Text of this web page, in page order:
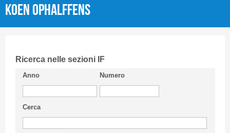
CIFI in breve
Linee Guida
Privacy Policy
Koen OPHALFFENS
Ricerca nelle sezioni IF
Anno Numero
Cerca